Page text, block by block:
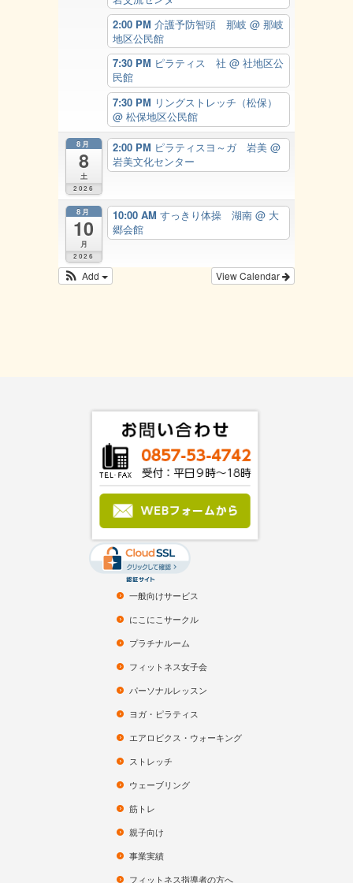
2:00 PM 介護予防智頭 那岐 @ 那岐
地区公民館
7:30 PM ピラティス 社 @ 社地区公
民館
7:30 PM リングストレッチ（松保）
@ 松保地区公民館
8月
8
土
2026
2:00 PM ピラティスヨ～ガ 岩美 @
岩美文化センター
8月
10
月
2026
10:00 AM すっきり体操 湖南 @ 大
郷会館
View Calendar
Add
一般向けサービス
にこにこサークル
プラチナルーム
フィットネス女子会
パーソナルレッスン
ヨガ・ピラティス
エアロビクス・ウォーキング
ストレッチ
ウェーブリング
筋トレ
親子向け
事業実績
フィットネス指導者の方へ